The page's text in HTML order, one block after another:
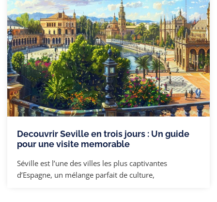
Decouvrir Seville en trois jours : Un guide
pour une visite memorable
Séville est l’une des villes les plus captivantes
d’Espagne, un mélange parfait de culture,